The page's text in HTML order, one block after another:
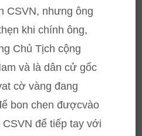
CSVN, nhưng ông
khi chính ông,
Chủ Tịch cộng
và là dân cử gốc
cờ vàng đang
bon chen đượcvào
để tiếp tay với